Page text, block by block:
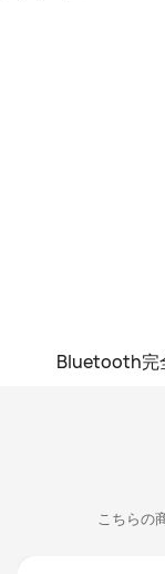
Bluetooth完
こちらの